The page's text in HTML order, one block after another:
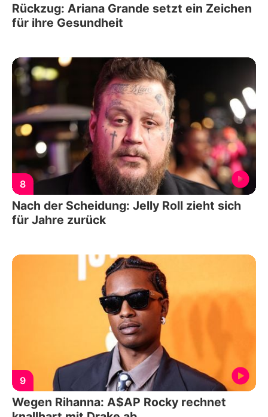
Rückzug: Ariana Grande setzt ein Zeichen
für ihre Gesundheit
8
Nach der Scheidung: Jelly Roll zieht sich
für Jahre zurück
9
Wegen Rihanna: A$AP Rocky rechnet